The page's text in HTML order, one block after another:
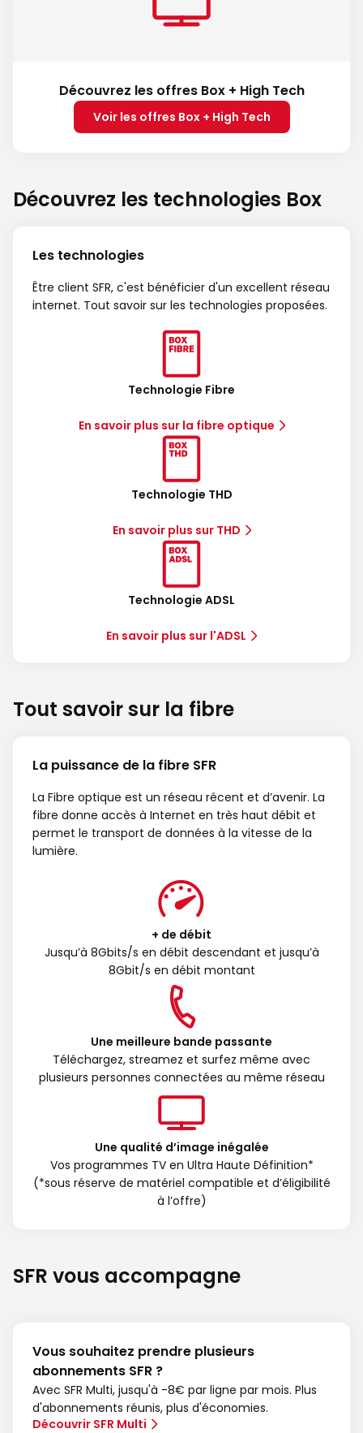
Découvrez les offres Box + High Tech
Voir les offres Box + High Tech
Découvrez les technologies Box
Les technologies
Être client SFR, c'est bénéficier d'un excellent réseau
internet. Tout savoir sur les technologies proposées.
Technologie Fibre
En savoir plus sur la fibre optique
Technologie THD
En savoir plus sur THD
Technologie ADSL
En savoir plus sur l'ADSL
Tout savoir sur la fibre
La puissance de la fibre SFR
La Fibre optique est un réseau récent et d’avenir. La
fibre donne accès à Internet en très haut débit et
permet le transport de données à la vitesse de la
lumière.
+ de débit
Jusqu’à 8Gbits/s en débit descendant et jusqu’à
8Gbit/s en débit montant
Une meilleure bande passante
Téléchargez, streamez et surfez même avec
plusieurs personnes connectées au même réseau
Une qualité d’image inégalée
Vos programmes TV en Ultra Haute Définition*
(*sous réserve de matériel compatible et d’éligibilité
à l’offre)
SFR vous accompagne
Vous souhaitez prendre plusieurs
abonnements SFR ?
Avec SFR Multi, jusqu'à -8€ par ligne par mois. Plus
d'abonnements réunis, plus d'économies.
Découvrir SFR Multi